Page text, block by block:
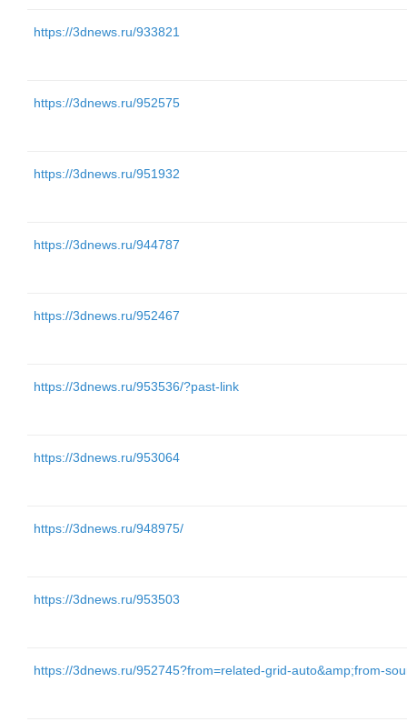
https://3dnews.ru/933821
https://3dnews.ru/952575
https://3dnews.ru/951932
https://3dnews.ru/944787
https://3dnews.ru/952467
https://3dnews.ru/953536/?past-link
https://3dnews.ru/953064
https://3dnews.ru/948975/
https://3dnews.ru/953503
https://3dnews.ru/952745?from=related-grid-auto&amp;from-